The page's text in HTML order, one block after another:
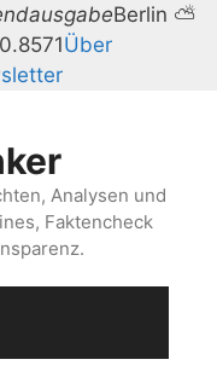
Berlin ⛅
Über
Analysen und
Faktencheck